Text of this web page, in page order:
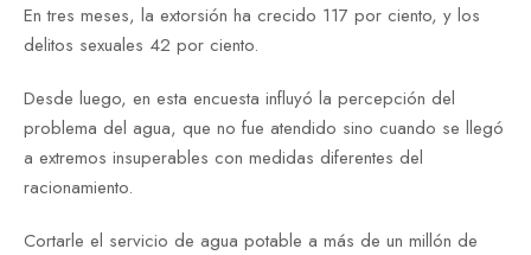
En tres meses, la extorsión ha crecido 117 por ciento, y los
delitos sexuales 42 por ciento.
Desde luego, en esta encuesta influyó la percepción del
problema del agua, que no fue atendido sino cuando se llegó
a extremos insuperables con medidas diferentes del
racionamiento.
Cortarle el servicio de agua potable a más de un millón de